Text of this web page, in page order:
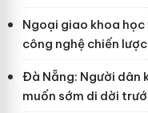
Ngoại giao khoa
công nghệ chiến lược
Đà Nẵng: Người dân
muốn sớm di dời